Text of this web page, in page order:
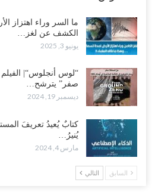
الكشف عن لغز…
يونيو 3, 2025
“لوس أنجلوس“|
صفر” يترشح…
ديسمبر 19, 2024
كتابٌ يُعيدُ تعريفَ
يُنيرُ…
مارس 4, 2024
السابق التالي